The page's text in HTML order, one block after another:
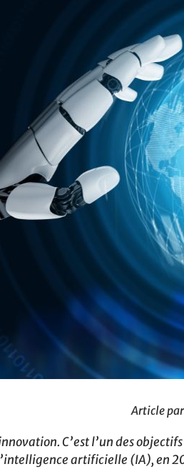
Article
C’est l’un des
artificielle (IA), en